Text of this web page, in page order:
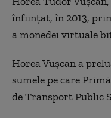
înființat, în 2013,
a monedei virtuale
Horea Vușcan a
sumele pe care
de Transport Public